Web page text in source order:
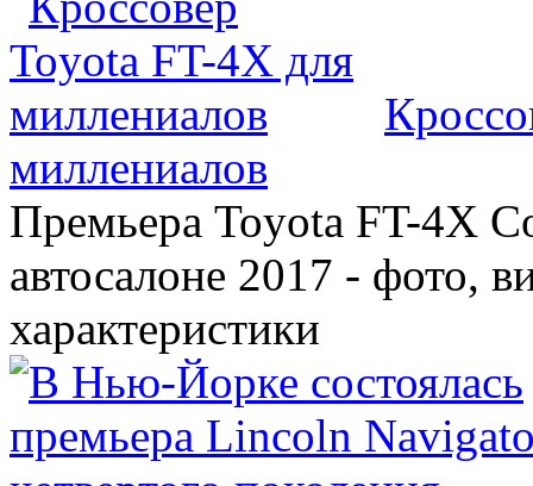
миллениалов
Премьера Toyota FT-4X
автосалоне 2017 - фото,
характеристики